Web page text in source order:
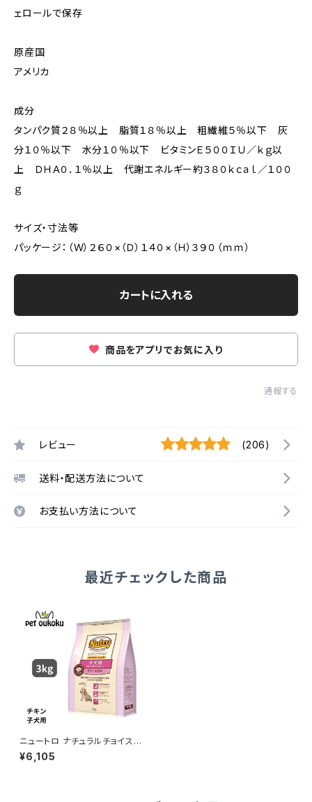
ェロールで保存
原産国
アメリカ
成分
タンパク質２８％以上 脂質１８％以上 粗繊維５％以下 灰
分１０％以下 水分１０％以下 ビタミンＥ５００ＩＵ／ｋｇ以
上 ＤＨＡ０．１％以上 代謝エネルギー約３８０ｋｃａｌ／１００
ｇ
サイズ・寸法等
パッケージ：（Ｗ）２６０×（Ｄ）１４０×（Ｈ）３９０（ｍｍ）
カートに入れる
商品をアプリでお気に入り
通報する
レビュー (206)
送料・配送方法について
お支払い方法について
最近チェックした商品
ニュートロ ナチュラルチョイス
チキン＆玄米 超小型犬用〜中型
犬用 子犬用 3kg 456235878
¥6,105